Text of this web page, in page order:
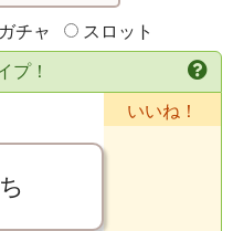
ガチャ スロット
プ！
いいね！